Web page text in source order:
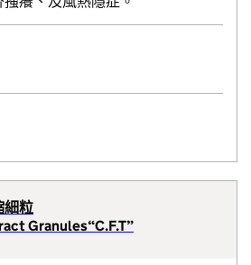
細粒
Granules“C.F.T”